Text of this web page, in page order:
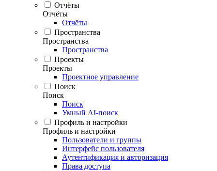
Отчёты
Отчёты
Отчёты
Пространства
Пространства
Пространства
Проекты
Проекты
Проектное управление
Поиск
Поиск
Поиск
Умный AI-поиск
Профиль и настройки
Профиль и настройки
Пользователи и группы
Интерфейс пользователя
Аутентификация и авторизация
Права доступа